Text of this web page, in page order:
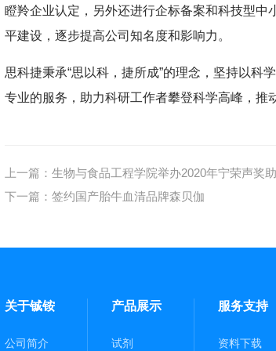
瞪羚企业认定，另外还进行企标备案和科技型
平建设，逐步提高公司知名度和影响力。
思科捷秉承“思以科，捷所成”的理念，坚持以科
专业的服务，助力科研工作者攀登科学高峰，推
上一篇： 生物与食品工程学院举办2020年宁荣声奖
下一篇： 签约国产胎牛血清品牌森贝伽
关于铖铵
公司简介
产品展示
试剂
服务支持
资料下载